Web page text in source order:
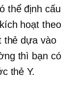
thể định cấu
hoạt theo
thẻ dựa vào
thì bạn có
thẻ Y.